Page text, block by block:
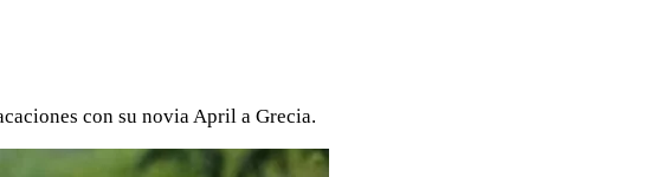
con su novia April a Grecia.